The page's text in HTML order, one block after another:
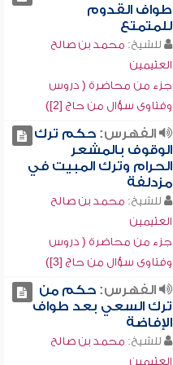
طواف القدوم
للمتمتع
للشيخ: محمد بن صالح
العثيمين
جزء من محاضرة ( دروس
وفتاوى سؤال من حاج [2])
الفهرس:حكم ترك
الوقوف بالمشعر
الحرام وترك المبيت في
مزدلفة
للشيخ: محمد بن صالح
العثيمين
جزء من محاضرة ( دروس
وفتاوى سؤال من حاج [3])
الفهرس:حكم من
ترك السعي بعد طواف
الإفاضة
للشيخ: محمد بن صالح
العثيمين